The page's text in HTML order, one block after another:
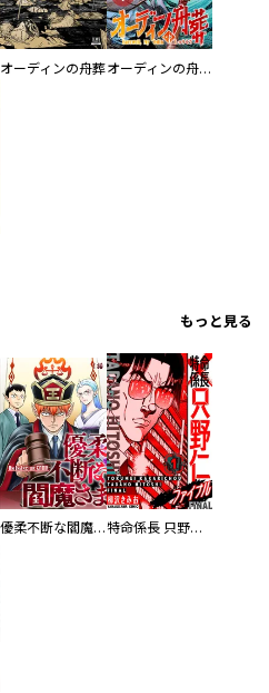
オーディンの舟葬 オーディンの舟葬 分冊版
もっと見る
優柔不断な閻魔さま 特命係長 只野仁ファイナル 愛蔵版